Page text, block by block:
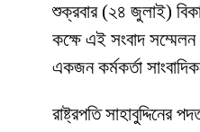
শুক্রবার (২৪ জুলাই)
কক্ষে এই সংবাদ
একজন কর্মকর্তা
রাষ্ট্রপতি সাহাবুদ্দিনের